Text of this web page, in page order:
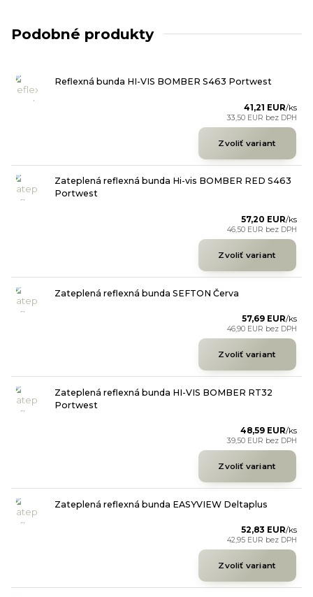
Podobné produkty
Reflexná bunda HI-VIS BOMBER S463 Portwest
41,21 EUR/ks
33,50 EUR bez DPH
Zvoliť variant
Zateplená reflexná bunda Hi-vis BOMBER RED S463
Portwest
57,20 EUR/ks
46,50 EUR bez DPH
Zvoliť variant
Zateplená reflexná bunda SEFTON Červa
57,69 EUR/ks
46,90 EUR bez DPH
Zvoliť variant
Zateplená reflexná bunda HI-VIS BOMBER RT32
Portwest
48,59 EUR/ks
39,50 EUR bez DPH
Zvoliť variant
Zateplená reflexná bunda EASYVIEW Deltaplus
52,83 EUR/ks
42,95 EUR bez DPH
Zvoliť variant